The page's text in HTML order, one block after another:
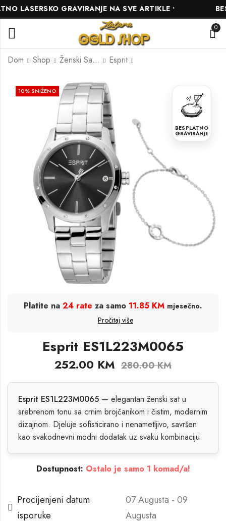
GRAVIRANJE NA SVE ARTIKLE •
0
Dom Shop Ženski Satovi Esprit
Esprit ES1L228L2075
Esprit ES1L317M0055
KM
10% SNIŽENO
BESPLATNO
GRAVIRANJE
Platite na 24 rate za samo 11.85 KM mjesečno.
Pročitaj više
Esprit ES1L223M0065
252.00 KM 280.00KM
Esprit ES1L223M0065 — elegantan ženski sat u
srebrenom tonu sa crnim brojčanikom i čistim, modernim
dizajnom. Djeluje sofisticirano i nenametljivo, savršen
kao svakodnevni modni dodatak uz svaku kombinaciju.
Dostupnost: Ostalo je samo 1 komad/a!
Procijenjeni datum
isporuke
07 Augusta - 09
Augusta